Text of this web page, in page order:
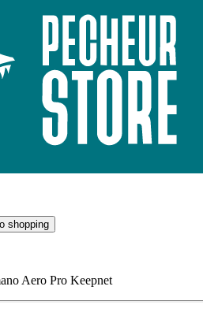
shopping
Aero Pro Keepnet